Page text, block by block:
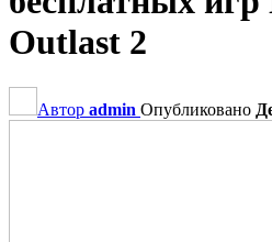
Outlast 2
Автор admin Опубликовано